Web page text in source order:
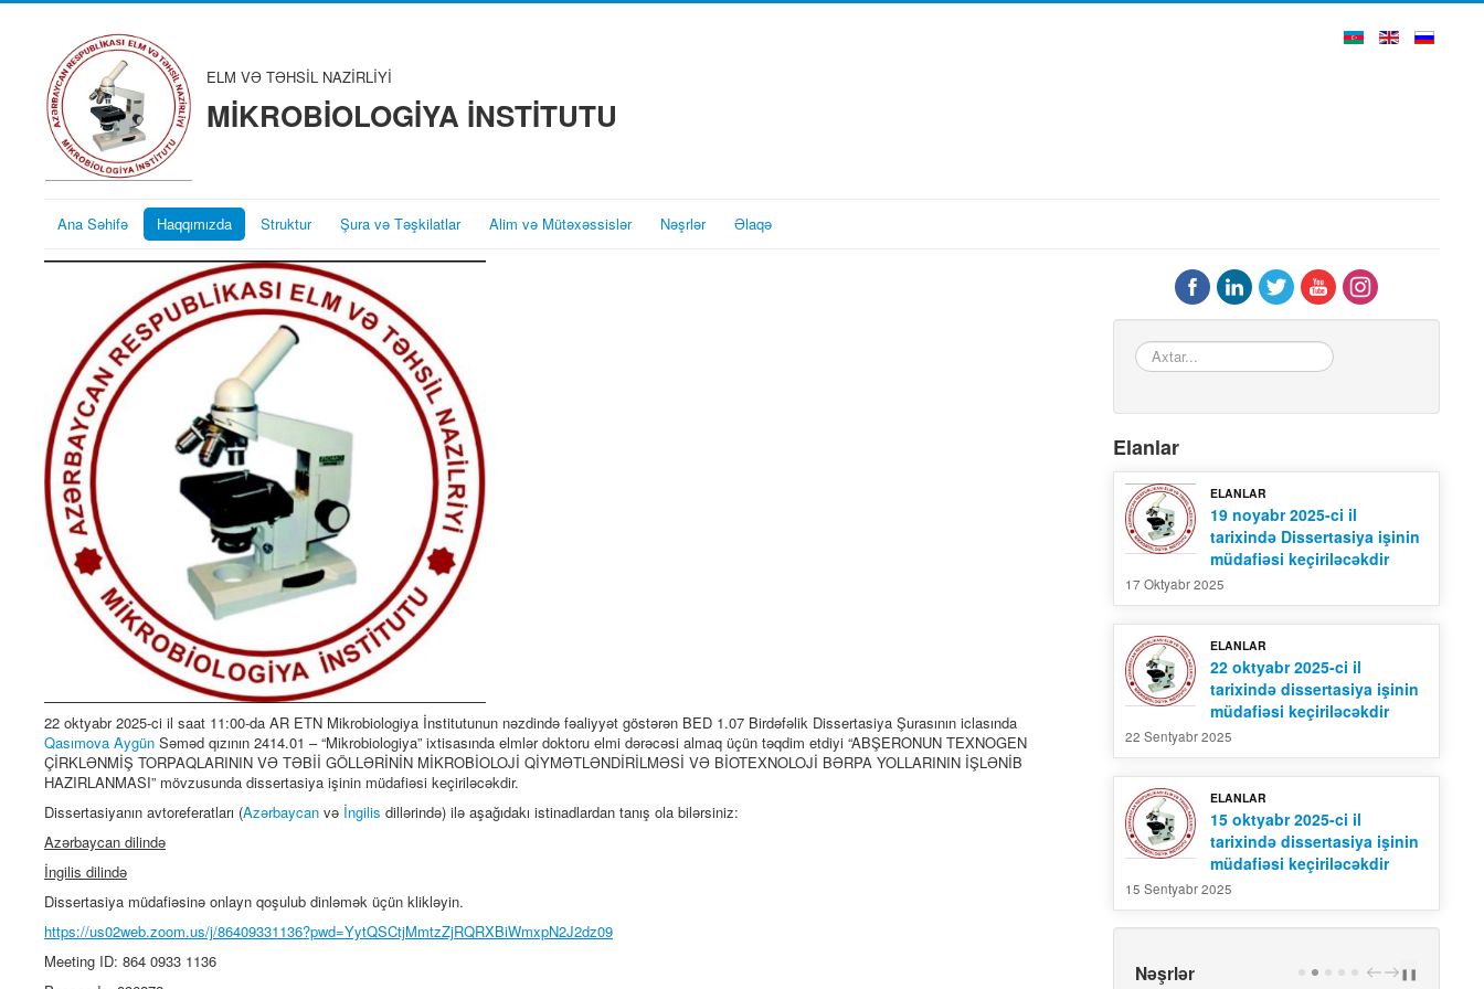
ELM VƏ TƏHSİL NAZİRLİYİ
MİKROBİOLOGİYA İNSTİTUTU
Ana Səhifə Haqqımızda Struktur Şura və Təşkilatlar Alim və Mütəxəssislər Nəşrlər Əlaqə
22 oktyabr 2025-ci il saat 11:00-da AR ETN Mikrobiologiya İnstitutunun nəzdində fəaliyyət göstərən BED 1.07 Birdəfəlik Dissertasiya Şurasının iclasında
Qasımova Aygün Səməd qızının 2414.01 – “Mikrobiologiya” ixtisasında elmlər doktoru elmi dərəcəsi almaq üçün təqdim etdiyi “ABŞERONUN TEXNOGEN
ÇİRKLƏNMİŞ TORPAQLARININ VƏ TƏBİİ GÖLLƏRİNİN MİKROBİOLOJİ QİYMƏTLƏNDİRİLMƏSİ VƏ BİOTEXNOLOJİ BƏRPA YOLLARININ İŞLƏNİB
HAZIRLANMASI” mövzusunda dissertasiya işinin müdafiəsi keçiriləcəkdir.
Dissertasiyanın avtoreferatları (Azərbaycan və İngilis dillərində) ilə aşağıdakı istinadlardan tanış ola bilərsiniz:
Azərbaycan dilində
İngilis dilində
Dissertasiya müdafiəsinə onlayn qoşulub dinləmək üçün klikləyin.
https://us02web.zoom.us/j/86409331136?pwd=YytQSCtjMmtzZjRQRXBiWmxpN2J2dz09
Meeting ID: 864 0933 1136
Axtar...
Elanlar
ELANLAR
19 noyabr 2025-ci il
tarixində Dissertasiya işinin
müdafiəsi keçiriləcəkdir
17 Oktyabr 2025
ELANLAR
22 oktyabr 2025-ci il
tarixində dissertasiya işinin
müdafiəsi keçiriləcəkdir
22 Sentyabr 2025
ELANLAR
15 oktyabr 2025-ci il
tarixində dissertasiya işinin
müdafiəsi keçiriləcəkdir
15 Sentyabr 2025
Nəşrlər PREV
NEXT
❚❚